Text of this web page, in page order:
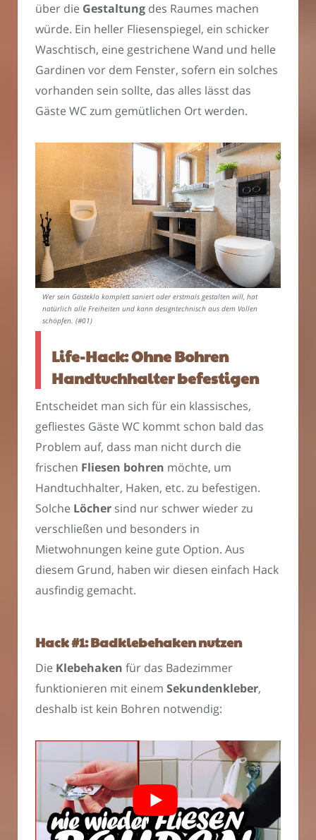
über die Gestaltung des Raumes machen
würde. Ein heller Fliesenspiegel, ein schicker
Waschtisch, eine gestrichene Wand und helle
Gardinen vor dem Fenster, sofern ein solches
vorhanden sein sollte, das alles lässt das
Gäste WC zum gemütlichen Ort werden.
Wer sein Gästeklo komplett saniert oder erstmals gestalten will, hat
natürlich alle Freiheiten und kann designtechnisch aus dem Vollen
schöpfen. (#01)
Life-Hack: Ohne Bohren
Handtuchhalter befestigen
Entscheidet man sich für ein klassisches,
gefliestes Gäste WC kommt schon bald das
Problem auf, dass man nicht durch die
frischen Fliesen bohren möchte, um
Handtuchhalter, Haken, etc. zu befestigen.
Solche Löcher sind nur schwer wieder zu
verschließen und besonders in
Mietwohnungen keine gute Option. Aus
diesem Grund, haben wir diesen einfach Hack
ausfindig gemacht.
Hack #1: Badklebehaken nutzen
Die Klebehaken für das Badezimmer
funktionieren mit einem Sekundenkleber,
deshalb ist kein Bohren notwendig: